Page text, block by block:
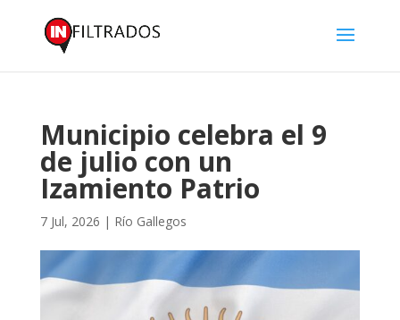
Municipio celebra el 9
de julio con un
Izamiento Patrio
7 Jul, 2026 | Río Gallegos